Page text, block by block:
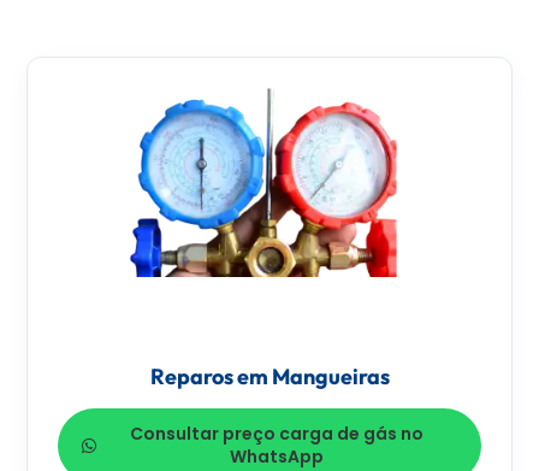
Reparos em Mangueiras
Consultar preço carga de gás no
WhatsApp